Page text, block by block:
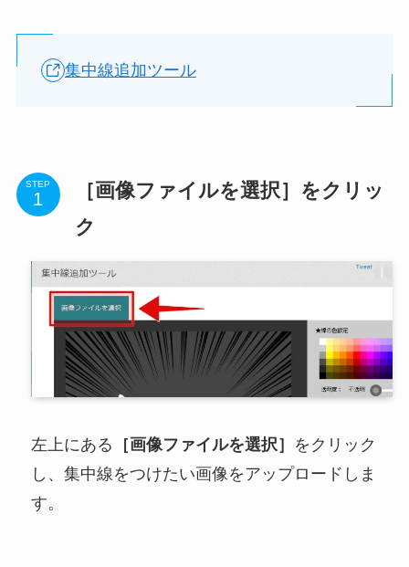
集中線追加ツール
STEP
［画像ファイルを選択］をクリッ
ク
左上にある ［画像ファイルを選択］
をクリック
し、集中線をつけたい画像をアップロードしま
す。